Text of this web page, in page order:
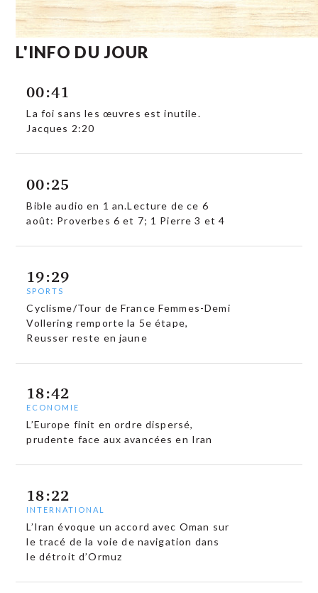
L'INFO DU JOUR
00:41
La foi sans les œuvres est inutile.
Jacques 2:20
00:25
Bible audio en 1 an.Lecture de ce 6
août: Proverbes 6 et 7; 1 Pierre 3 et 4
19:29
SPORTS
Cyclisme/Tour de France Femmes-Demi
Vollering remporte la 5e étape,
Reusser reste en jaune
18:42
ECONOMIE
L’Europe finit en ordre dispersé,
prudente face aux avancées en Iran
18:22
INTERNATIONAL
L’Iran évoque un accord avec Oman sur
le tracé de la voie de navigation dans
le détroit d’Ormuz